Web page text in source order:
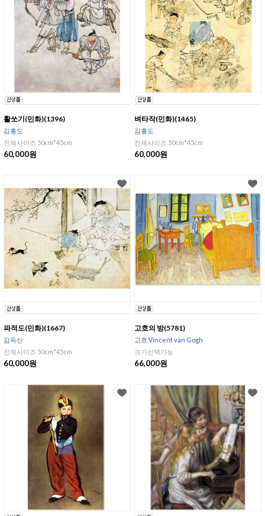
활쏘기(민화)(1396)
김홍도
전체사이즈 50cm*45cm
60,000원
벼타작(민화)(1465)
김홍도
전체사이즈 50cm*45cm
60,000원
파적도(민화)(1667)
김득신
전체사이즈 50cm*45cm
60,000원
고흐의 방(5781)
고흐 Vincent van Gogh
크기선택가능
66,000원